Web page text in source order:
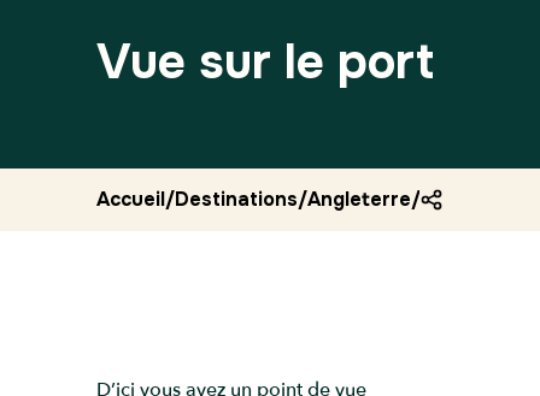
Vue sur le port
Accueil/Destinations/Angleterre/Vue sur le
D’ici vous avez un point de vue